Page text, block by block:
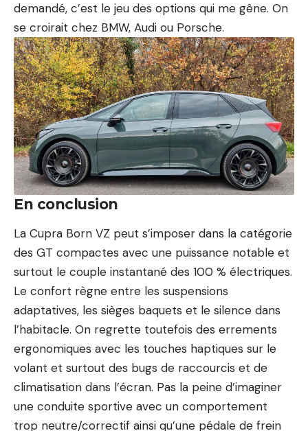
demandé, c’est le jeu des options qui me gêne. On
se croirait chez BMW, Audi ou Porsche.
En conclusion
La Cupra Born VZ peut s’imposer dans la catégorie
des GT compactes avec une puissance notable et
surtout le couple instantané des 100 % électriques.
Le confort règne entre les suspensions
adaptatives, les sièges baquets et le silence dans
l’habitacle. On regrette toutefois des errements
ergonomiques avec les touches haptiques sur le
volant et surtout des bugs de raccourcis et de
climatisation dans l’écran. Pas la peine d’imaginer
une conduite sportive avec un comportement
trop neutre/correctif ainsi qu’une pédale de frein